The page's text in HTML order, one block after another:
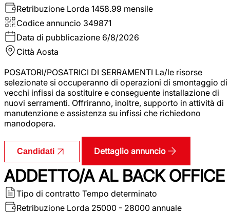
Retribuzione Lorda 1458.99 mensile
Codice annuncio 349871
Data di pubblicazione 6/8/2026
Città Aosta
POSATORI/POSATRICI DI SERRAMENTI La/le risorse
selezionate si occuperanno di operazioni di smontaggio di
vecchi infissi da sostituire e conseguente installazione di
nuovi serramenti. Offriranno, inoltre, supporto in attività di
manutenzione e assistenza su infissi che richiedono
manodopera.
Candidati Dettaglio annuncio
ADDETTO/A AL BACK OFFICE
Tipo di contratto Tempo determinato
Retribuzione Lorda 25000 - 28000 annuale